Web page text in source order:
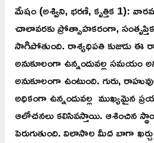
మేషం (అశ్విని, భరణి, కృత్తిక 1):
చాలావరకు ప్రోత్సాహకరంగా,
సాగిపోతుంది. రాశ్యధిపతి కుజుడు
అనుకూలంగా ఉన్నందువల్ల సమయం
అనుకూలంగా ఉంటుంది. గురు,
అధికంగా ఉన్నందువల్ల ముఖ్యమైన
ఆలోచనలు కలిసివస్తాయి. ఆశించిన
పెరుగుతుంది. విలాసాల మీద బాగా ఖర్చు